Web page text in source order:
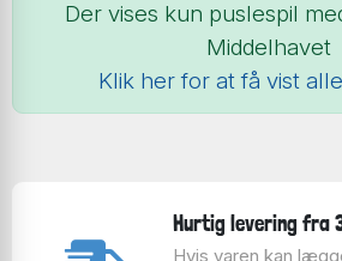
Der vises kun puslespil
Middelhavet
Klik her for at få vist
Hurtig levering fra
Hvis varen kan